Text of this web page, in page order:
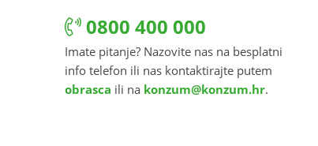
0800 400 000
Imate pitanje? Nazovite nas na besplatni
info telefon ili nas kontaktirajte putem
obrasca ili na konzum@konzum.hr.